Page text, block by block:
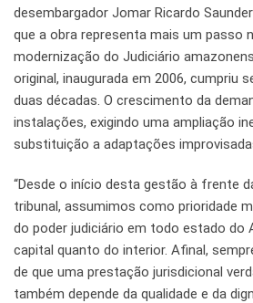
desembargador Jomar Ricardo
que a obra representa mais um passo
modernização do Judiciário
original, inaugurada em 2006, cumpriu
duas décadas. O crescimento da
instalações, exigindo uma ampliação
substituição a adaptações
“Desde o início desta gestão à frente
tribunal, assumimos como prioridade
do poder judiciário em todo estado do
capital quanto do interior. Afinal,
de que uma prestação jurisdicional
também depende da qualidade e da